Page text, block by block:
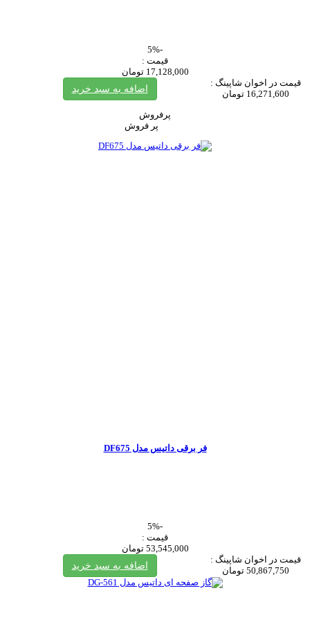
-5%
قیمت :
17,128,000 تومان
قیمت در اخوان شاپینگ :
16,271,600 تومان
اضافه به سبد خرید
پرفروش
پر فروش‌
فر برقی داتیس مدل DF675
-5%
قیمت :
53,545,000 تومان
قیمت در اخوان شاپینگ :
50,867,750 تومان
اضافه به سبد خرید